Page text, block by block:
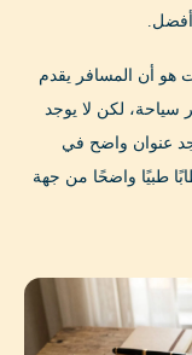
هو أن المسافر يقدم
لكن لا يوجد
عنوان واضح في
طبيًا واضحًا من جهة